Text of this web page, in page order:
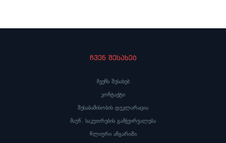
ჩვენ შესახებ
ჩვენს შესახებ
კონტაქტი
შესაბამისობის დეკლარაცია
მაუწ. საკუთრების გამჭვირვალება
წლიური ანგარიში